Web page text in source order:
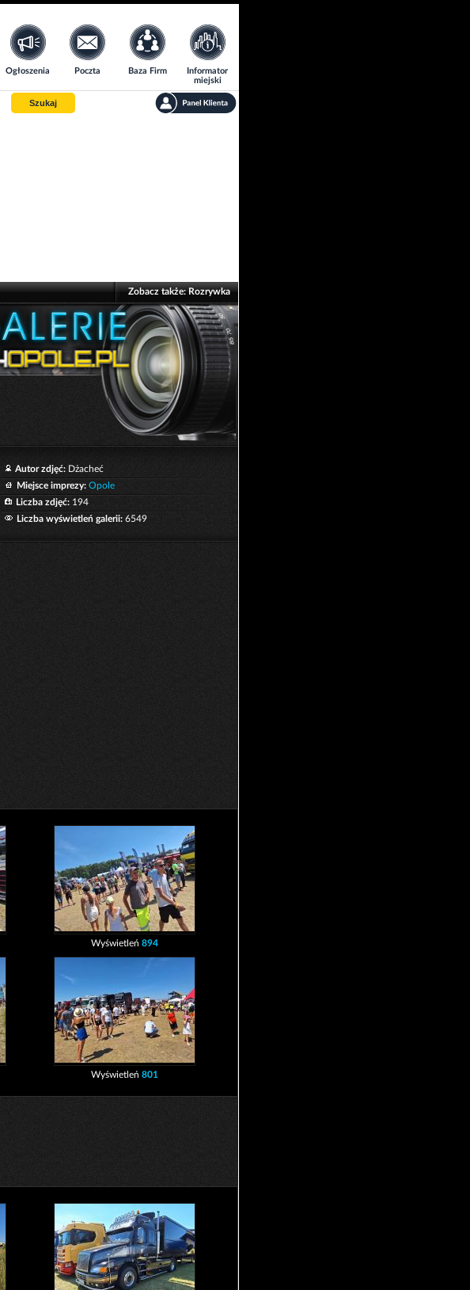
Ogłoszenia Poczta Baza Firm
Informator
miejski
Szukaj
Zobacz także:Rozrywka
Autor zdjęć: Dżacheć
Miejsce imprezy: Opole
Liczba zdjęć: 194
Liczba wyświetleń galerii: 6549
Wyświetleń894
Wyświetleń801